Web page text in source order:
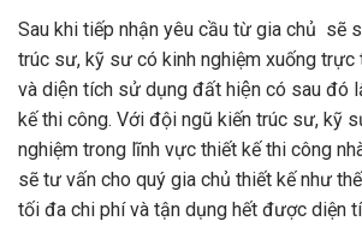
Sau khi tiếp nhận yêu cầu từ gia chủ sẽ
trúc sư, kỹ sư có kinh nghiệm xuống
và diện tích sử dụng đất hiện có sau đó
kế thi công. Với đội ngũ kiến trúc sư, kỹ
nghiệm trong lĩnh vực thiết kế thi công
sẽ tư vấn cho quý gia chủ thiết kế như
tối đa chi phí và tận dụng hết được diện